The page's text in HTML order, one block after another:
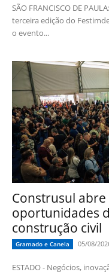
SÃO FRANCISCO DE
terceira edição do
o evento...
Construsul
oportunidades
construção civil
Gramado e Canela 05/08/
ESTADO - Negócios,